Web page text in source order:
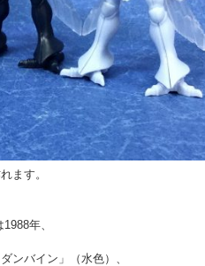
ます。
年、
ンバイン」（水色）、